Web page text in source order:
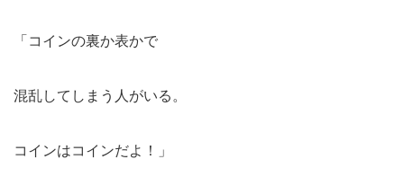
「コインの裏か表かで
混乱してしまう人がいる。
コインはコインだよ！」